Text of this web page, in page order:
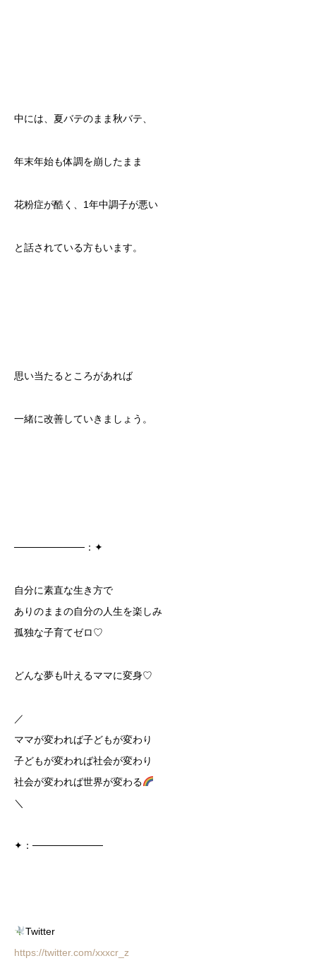
中には、夏バテのまま秋バテ、
年末年始も体調を崩したまま
花粉症が酷く、1年中調子が悪い
と話されている方もいます。
思い当たるところがあれば
一緒に改善していきましょう。
──────────：✦
自分に素直な生き方で
ありのままの自分の人生を楽しみ
孤独な子育てゼロ♡
どんな夢も叶えるママに変身♡
／
ママが変われば子どもが変わり
子どもが変われば社会が変わり
社会が変われば世界が変わる
＼
✦：──────────
Twitter
https://twitter.com/xxxcr_z